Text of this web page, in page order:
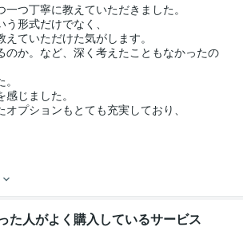
つ丁寧に教えていただきました。
形式だけでなく、
ていただけた気がします。
のか。など、深く考えたこともなかったの
じました。
プションもとても充実しており、
た人がよく購入しているサービス